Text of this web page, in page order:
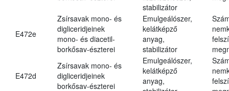
stabilizátor
E472e
Zsírsavak mono- és
digliceridjeinek
mono- és diacetil-
borkősav-észterei
Emulgeálószer,
kelátképző
anyag,
stabilizátor
E472d
Zsírsavak mono- és
digliceridjeinek
borkősav-észterei
Emulgeálószer,
kelátképző
anyag,